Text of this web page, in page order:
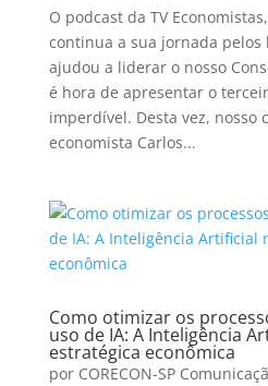
O podcast da TV
continua a sua jornada
ajudou a liderar o nosso
é hora de apresentar o
imperdível. Desta vez, nosso
economista Carlos...
Como otimizar os
uso de IA: A Inteligência
estratégica econômica
por CORECON-SP